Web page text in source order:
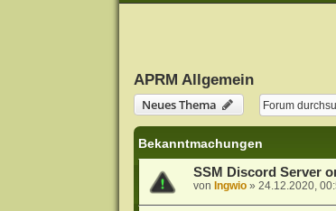
APRM Allgemein
Neues Thema
Bekanntmachungen
SSM Discord Server
von Ingwio» 24.12.2020,